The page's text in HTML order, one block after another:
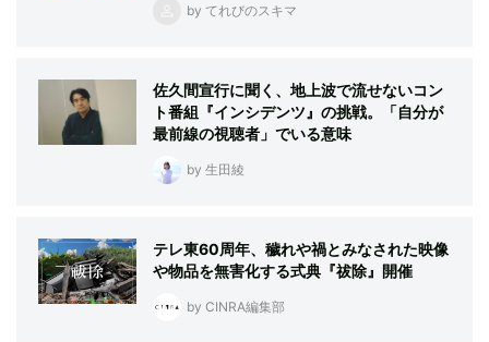
by てれびのスキマ
佐久間宣行に聞く、地上波で流せないコン
ト番組『インシデンツ』の挑戦。「自分が
最前線の視聴者」でいる意味
by 生田綾
テレ東60周年、穢れや禍とみなされた映像
や物品を無害化する式典『祓除』開催
by CINRA編集部